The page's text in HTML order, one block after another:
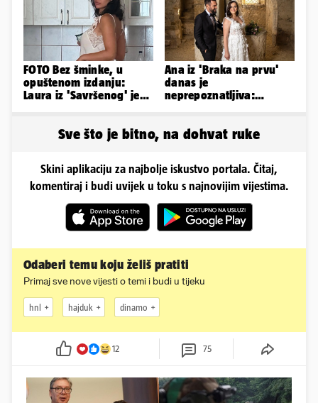
FOTO Bez šminke, u
opuštenom izdanju:
Laura iz 'Savršenog' je
Ana iz 'Braka na prvu'
danas je
neprepoznatljiva:
Sve što je bitno, na dohvat ruke
Skini aplikaciju za najbolje iskustvo portala. Čitaj,
komentiraj i budi uvijek u toku s najnovijim vijestima.
Odaberi temu koju želiš pratiti
Primaj sve nove vijesti o temi i budi u tijeku
hnl hajduk dinamo
12 75